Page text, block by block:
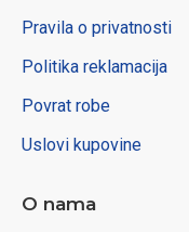
Pravila o privatnosti
Politika reklamacija
Povrat robe
Uslovi kupovine
O nama